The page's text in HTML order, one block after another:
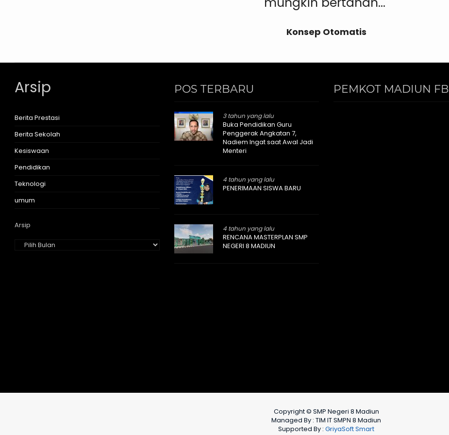
Konsep Otomatis
Arsip
Berita Prestasi
Berita Sekolah
Kesiswaan
Pendidikan
Teknologi
umum
Arsip
POS TERBARU
3 tahun yang lalu
Buka Pendidikan Guru
Penggerak Angkatan 7,
Nadiem Ingat saat Awal Jadi
Menteri
4 tahun yang lalu
PENERIMAAN SISWA BARU
4 tahun yang lalu
RENCANA MASTERPLAN SMP
NEGERI 8 MADIUN
PEMKOT MADIUN FB
Copyright © SMP Negeri 8 Madiun
Managed By : TIM IT SMPN 8 Madiun
Supported By : GriyaSoft Smart